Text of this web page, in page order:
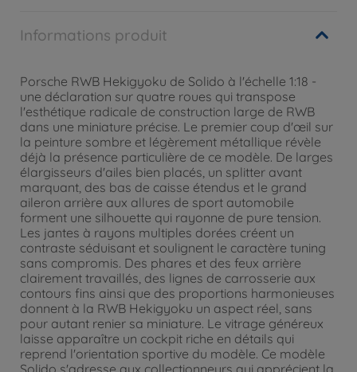
Informations produit
Porsche RWB Hekigyoku de Solido à l'échelle 1:18 -
une déclaration sur quatre roues qui transpose
l'esthétique radicale de construction large de RWB
dans une miniature précise. Le premier coup d'œil sur
la peinture sombre et légèrement métallique révèle
déjà la présence particulière de ce modèle. De larges
élargisseurs d'ailes bien placés, un splitter avant
marquant, des bas de caisse étendus et le grand
aileron arrière aux allures de sport automobile
forment une silhouette qui rayonne de pure tension.
Les jantes à rayons multiples dorées créent un
contraste séduisant et soulignent le caractère tuning
sans compromis. Des phares et des feux arrière
clairement travaillés, des lignes de carrosserie aux
contours fins ainsi que des proportions harmonieuses
donnent à la RWB Hekigyoku un aspect réel, sans
pour autant renier sa miniature. Le vitrage généreux
laisse apparaître un cockpit riche en détails qui
reprend l'orientation sportive du modèle. Ce modèle
Solido s'adresse aux collectionneurs qui apprécient la